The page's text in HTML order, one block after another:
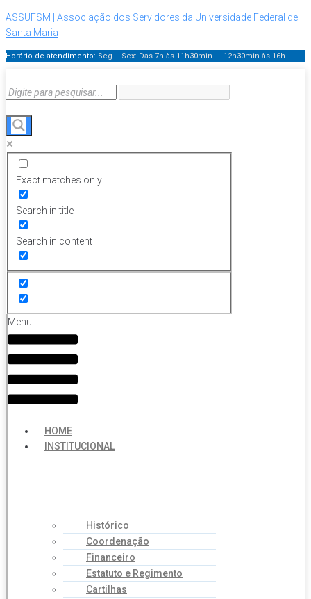
ASSUFSM | Associação dos Servidores da Universidade Federal de
Santa Maria
Horário de atendimento: Seg – Sex: Das 7h às 11h30min – 12h30min às 16h
Exact matches only
Search in title
Search in content
Menu
HOME
INSTITUCIONAL
Histórico
Coordenação
Financeiro
Estatuto e Regimento
Cartilhas